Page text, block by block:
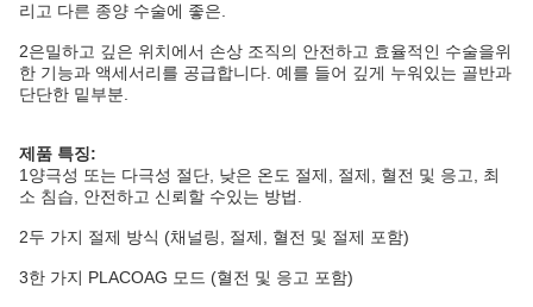
리고 다른 종양 수술에 좋은.
2은밀하고 깊은 위치에서 손상 조직의 안전하고 효율적인 수술을위
한 기능과 액세서리를 공급합니다. 예를 들어 깊게 누워있는 골반과
단단한 밑부분.
제품 특징:
1양극성 또는 다극성 절단, 낮은 온도 절제, 절제, 혈전 및 응고, 최
소 침습, 안전하고 신뢰할 수있는 방법.
2두 가지 절제 방식 (채널링, 절제, 혈전 및 절제 포함)
3한 가지 PLACOAG 모드 (혈전 및 응고 포함)